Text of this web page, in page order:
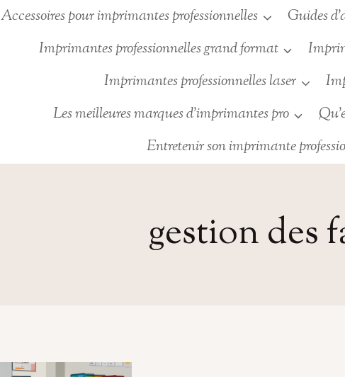
Accessoires pour imprimantes professionnelles
Guides
Imprimantes professionnelles grand format
Imprimantes professionnelles laser
Les meilleures marques d’imprimantes pro
Entretenir son imprimante
gestion des